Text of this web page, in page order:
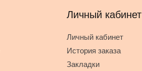
Личный кабинет
Личный кабинет
История заказа
Закладки